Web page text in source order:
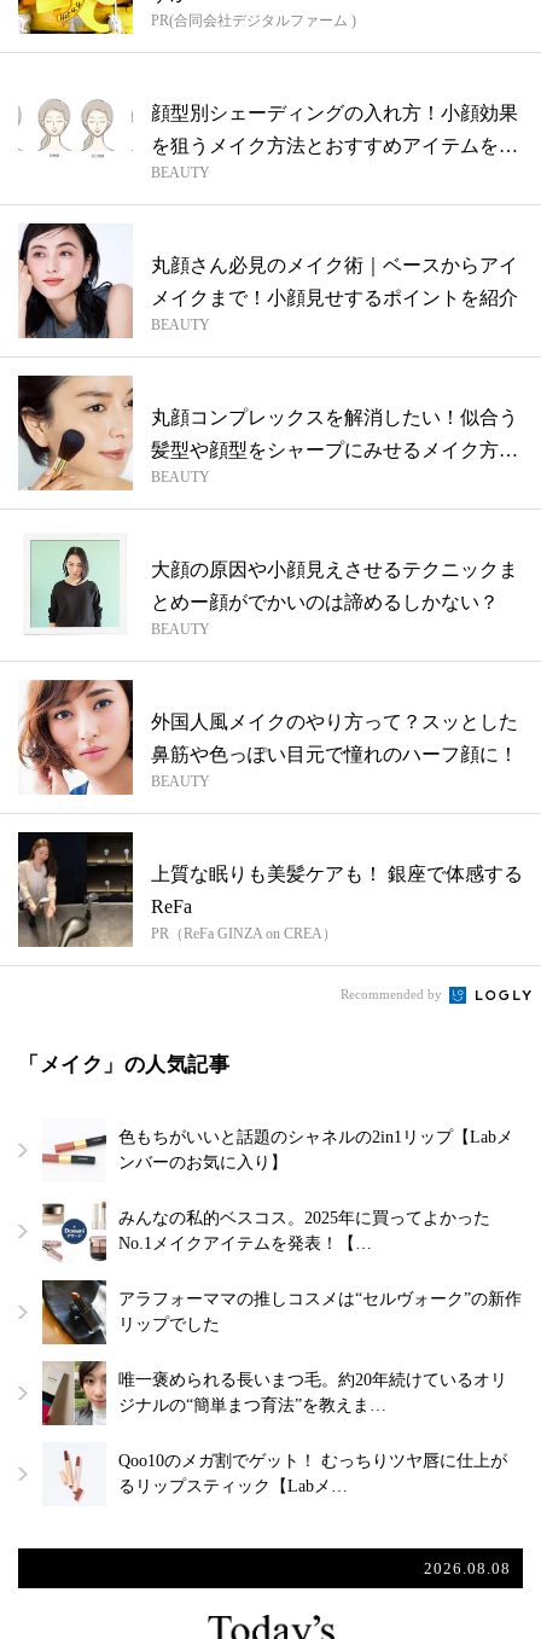
PR(合同会社デジタルファーム )
顔型別シェーディングの入れ方！小顔効果
を狙うメイク方法とおすすめアイテムを一
挙紹...
BEAUTY
丸顔さん必見のメイク術｜ベースからアイ
メイクまで！小顔見せするポイントを紹介
BEAUTY
丸顔コンプレックスを解消したい！似合う
髪型や顔型をシャープにみせるメイク方法
まと...
BEAUTY
大顔の原因や小顔見えさせるテクニックま
とめー顔がでかいのは諦めるしかない？
BEAUTY
外国人風メイクのやり方って？スッとした
鼻筋や色っぽい目元で憧れのハーフ顔に！
BEAUTY
上質な眠りも美髪ケアも！ 銀座で体感する
ReFa
PR（ReFa GINZA on CREA）
Recommended by
「メイク」の人気記事
色もちがいいと話題のシャネルの2in1リップ【Labメ
ンバーのお気に入り】
みんなの私的ベスコス。2025年に買ってよかった
No.1メイクアイテムを発表！【…
アラフォーママの推しコスメは“セルヴォーク”の新作
リップでした
唯一褒められる長いまつ毛。約20年続けているオリ
ジナルの“簡単まつ育法”を教えま…
Qoo10のメガ割でゲット！ むっちりツヤ唇に仕上が
るリップスティック【Labメ…
2026.08.08